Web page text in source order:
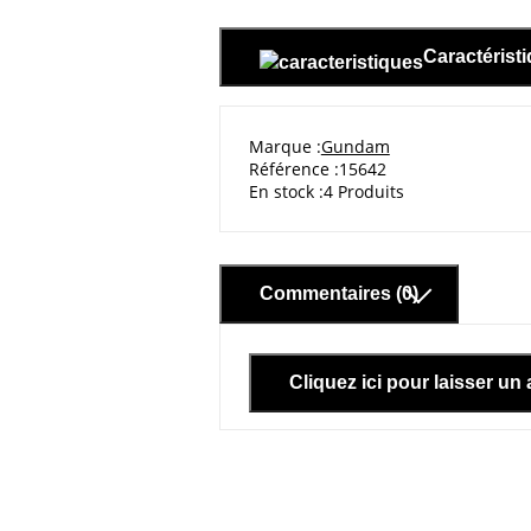
Marque Gundam
Référence 15642
En stock 4 Produits
Commentaires (0)
Cliquez ici pour laisser un